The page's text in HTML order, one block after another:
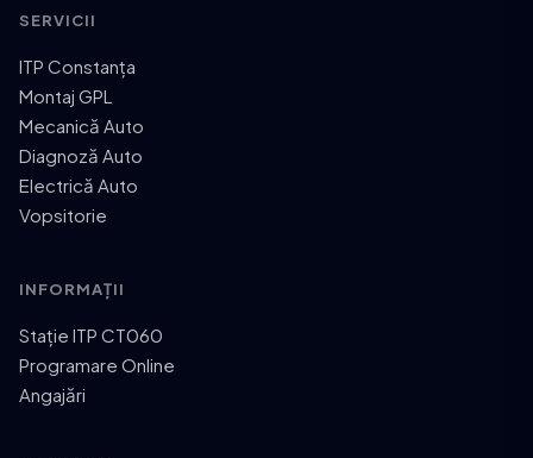
SERVICII
ITP Constanța
Montaj GPL
Mecanică Auto
Diagnoză Auto
Electrică Auto
Vopsitorie
INFORMAȚII
Stație ITP CT060
Programare Online
Angajări